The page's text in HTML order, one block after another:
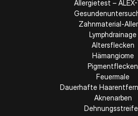
Allergietest –
Zahnmaterial-
Lymphdrainage
Altersflecken
Hämangiome
Pigmentflecken
Feuermale
Dauerhafte
Aknenarben